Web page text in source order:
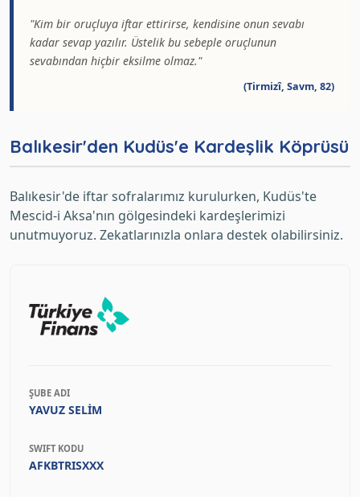
"Kim bir oruçluya iftar ettirirse, kendisine onun sevabı
kadar sevap yazılır. Üstelik bu sebeple oruçlunun
sevabından hiçbir eksilme olmaz."
(Tirmizî, Savm, 82)
Balıkesir'den Kudüs'e Kardeşlik Köprüsü
Balıkesir'de iftar sofralarımız kurulurken, Kudüs'te
Mescid-i Aksa'nın gölgesindeki kardeşlerimizi
unutmuyoruz. Zekatlarınızla onlara destek olabilirsiniz.
ŞUBE ADI
YAVUZ SELİM
SWIFT KODU
AFKBTRISXXX